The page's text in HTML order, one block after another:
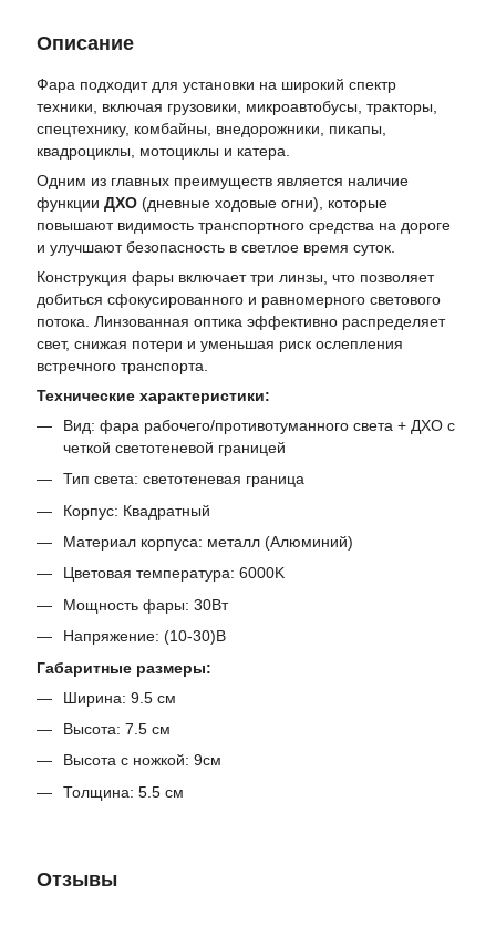
Описание
Фара подходит для установки на широкий спектр
техники, включая грузовики, микроавтобусы, тракторы,
спецтехнику, комбайны, внедорожники, пикапы,
квадроциклы, мотоциклы и катера.
Одним из главных преимуществ является наличие
функции ДХО (дневные ходовые огни), которые
повышают видимость транспортного средства на дороге
и улучшают безопасность в светлое время суток.
Конструкция фары включает три линзы, что позволяет
добиться сфокусированного и равномерного светового
потока. Линзованная оптика эффективно распределяет
свет, снижая потери и уменьшая риск ослепления
встречного транспорта.
Технические характеристики:
Вид: фара рабочего/противотуманного света + ДХО с
четкой светотеневой границей
Тип света: светотеневая граница
Корпус: Квадратный
Материал корпуса: металл (Алюминий)
Цветовая температура: 6000K
Мощность фары: 30Вт
Напряжение: (10-30)В
Габаритные размеры:
Ширина: 9.5 см
Высота: 7.5 см
Высота с ножкой: 9см
Толщина: 5.5 см
Отзывы